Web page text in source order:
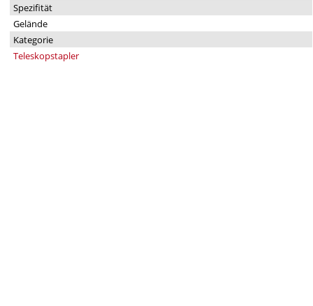
Spezifität
Gelände
Kategorie
Teleskopstapler